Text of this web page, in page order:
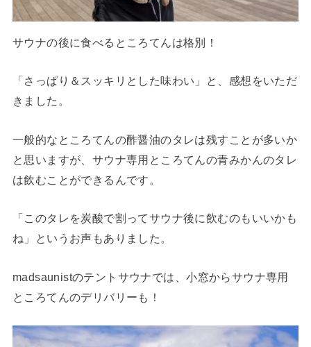
サウナの後に食べるところてんは格別！
「さっぱり＆スッキリとした味わい」と、感想をいただ
きました。
一般的なところてんの酢醤油のタレは残すことが多いか
と思いますが、サウナ専用ところてんの青みかんのタレ
は飲むことができるんです。
「このタレを炭酸で割ってサウナ後に飲むのもいいかも
ね」というお声もありました。
madsaunistのテントサウナでは、小窓からサウナ専用
ところてんのデリバリーも！